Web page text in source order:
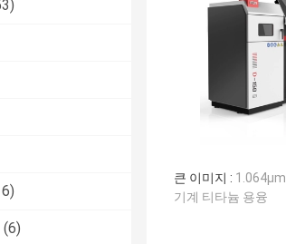
(6)
큰 이미지 :
기계 티타늄 용융